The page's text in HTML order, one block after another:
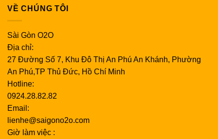
VỀ CHÚNG TÔI
Sài Gòn O2O
Địa chỉ:
27 Đường Số 7, Khu Đô Thị An Phú An Khánh, Phường
An Phú,TP Thủ Đức, Hồ Chí Minh
Hotline:
0924.28.82.82
Email:
lienhe@saigono2o.com
Giờ làm việc :